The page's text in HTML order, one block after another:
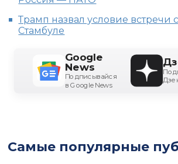
Трамп назвал условие встречи
Стамбуле
Google
News
Подписывайся
в Google News
Самые популярные